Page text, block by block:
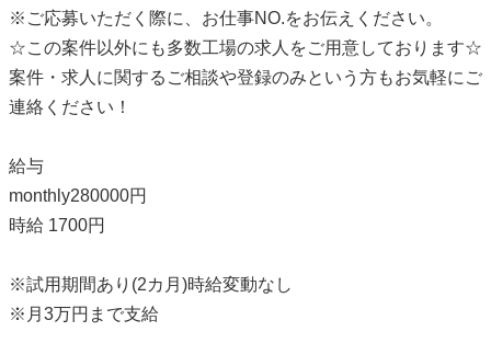
※ご応募いただく際に、お仕事NO.をお伝えください。
☆この案件以外にも多数工場の求人をご用意しております☆
案件・求人に関するご相談や登録のみという方もお気軽にご
連絡ください！
給与
monthly280000円
時給 1700円
※試用期間あり(2カ月)時給変動なし
※月3万円まで支給